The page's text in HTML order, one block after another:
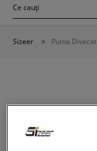
Sizeer > Puma Divecat